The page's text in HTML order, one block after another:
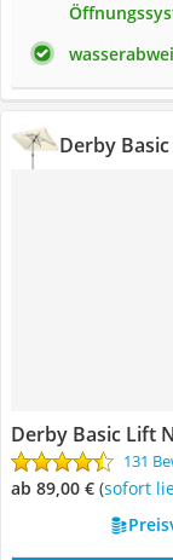
Derby
Derby Basic Lift
131
ab 89,00 € ( Sofort